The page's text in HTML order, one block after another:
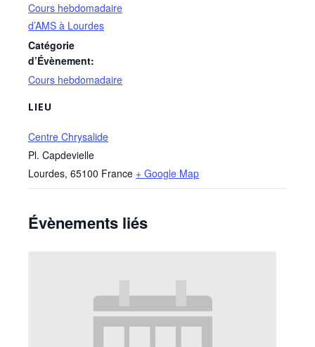
Cours hebdomadaire
d’AMS à Lourdes
Catégorie
d’Évènement:
Cours hebdomadaire
LIEU
Centre Chrysalide
Pl. Capdevielle
Lourdes, 65100 France + Google Map
Évènements liés